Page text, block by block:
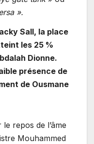
».
Sall, la place
les 25 %
Dionne.
présence de
de Ousmane
repos de l’âme
Mouhammed